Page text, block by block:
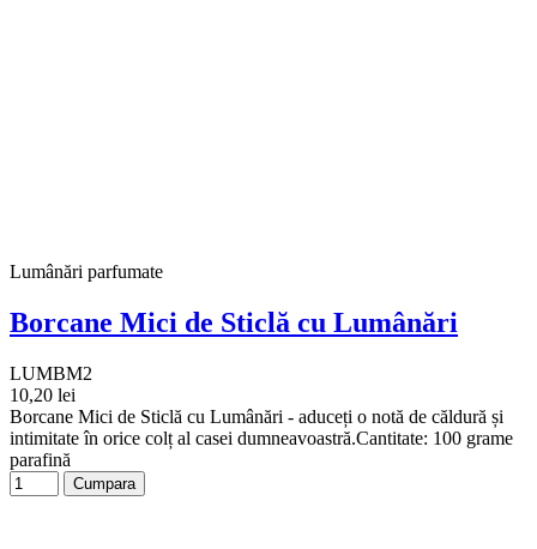
Lumânări parfumate
Borcane Mici de Sticlă cu Lumânări
LUMBM2
10,20 lei
Borcane Mici de Sticlă cu Lumânări - aduceți o notă de căldură și
intimitate în orice colț al casei dumneavoastră.Cantitate: 100 grame
parafină
Cumpara